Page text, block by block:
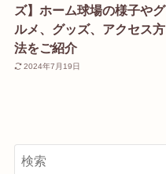
ズ】ホーム球場の様子やグ
ルメ、グッズ、アクセス方
法をご紹介
2024年7月19日